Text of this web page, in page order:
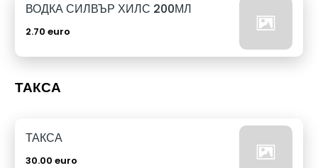
ВОДКА СИЛВЪР ХИЛС 200МЛ
2.70 euro
ТАКСА
ТАКСА
30.00 euro